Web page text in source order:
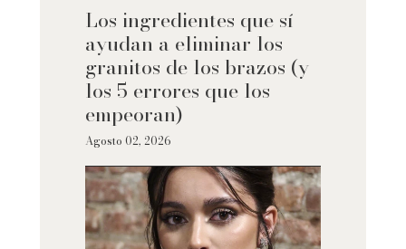
Los ingredientes que sí
ayudan a eliminar los
granitos de los brazos (y
los 5 errores que los
empeoran)
Agosto 02, 2026